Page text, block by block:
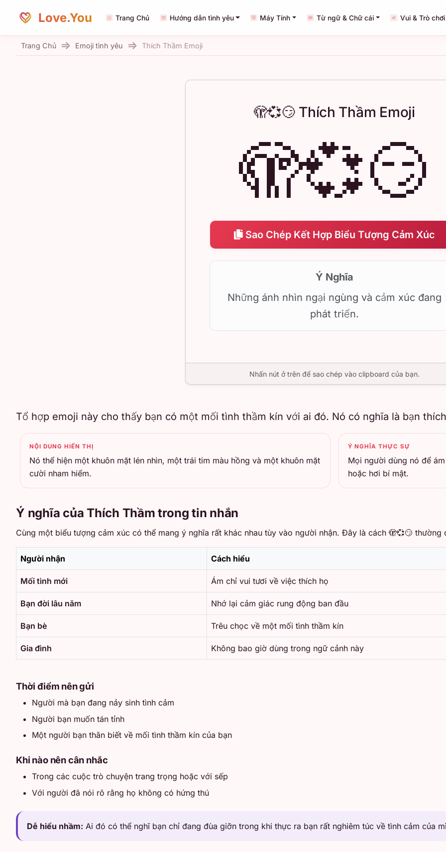
Love.You Trang Chủ Hướng dẫn tình yêu Máy Tính Từ ngữ & Chữ cái Vui & Trò chơi
Trang Chủ Emoji tình yêu Thích Thầm Emoji
🫣💞😏 Thích Thầm Emoji
🫣💞😏
Sao Chép Kết Hợp Biểu Tượng Cảm Xúc
Ý Nghĩa
Những ánh nhìn ngại ngùng và cảm xúc đang
phát triển.
Nhấn nút ở trên để sao chép vào clipboard của bạn.
Tổ hợp emoji này cho thấy bạn có một mối tình thầm kín với ai đó. Nó có nghĩa là bạn
NỘI DUNG HIỂN THỊ
Nó thể hiện một khuôn mặt lén nhìn, một trái tim màu hồng và một khuôn mặt
cười nham hiểm.
Ý NGHĨA THỰC SỰ
Mọi người dùng nó để
hoặc hơi bí mật.
Ý nghĩa của Thích Thầm trong tin nhắn
Cùng một biểu tượng cảm xúc có thể mang ý nghĩa rất khác nhau tùy vào người nhận. Đây là cách 🫣💞😏
Người nhận Cách hiểu
Mối tình mới Ám chỉ vui tươi về việc thích họ
Bạn đời lâu năm Nhớ lại cảm giác rung động ban đầu
Bạn bè Trêu chọc về một mối tình thầm kín
Gia đình Không bao giờ dùng trong ngữ cảnh này
Thời điểm nên gửi
Người mà bạn đang nảy sinh tình cảm
Người bạn muốn tán tỉnh
Một người bạn thân biết về mối tình thầm kín của bạn
Khi nào nên cân nhắc
Trong các cuộc trò chuyện trang trọng hoặc với sếp
Với người đã nói rõ rằng họ không có hứng thú
Dễ hiểu nhầm: Ai đó có thể nghĩ bạn chỉ đang đùa giỡn trong khi thực ra bạn rất nghiêm túc về tình cảm của